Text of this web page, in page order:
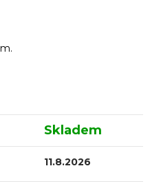
Skladem
11.8.2026